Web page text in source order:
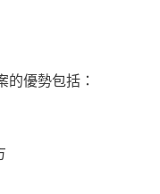
的優勢包括：